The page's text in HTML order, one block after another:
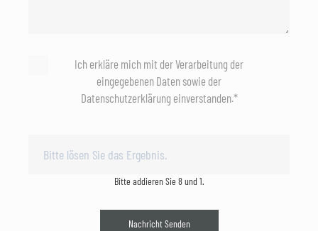
Ich erkläre mich mit der Verarbeitung der
eingegebenen Daten sowie der
Datenschutzerklärung einverstanden.*
Bitte addieren Sie 8 und 1.
Nachricht Senden